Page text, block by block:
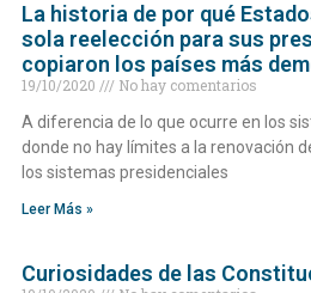
La historia de por qué
sola reelección para sus
copiaron los países más
19/10/2020
No hay comentarios
A diferencia de lo que ocurre en los
donde no hay límites a la renovación
los sistemas presidenciales
Leer Más »
Curiosidades de las